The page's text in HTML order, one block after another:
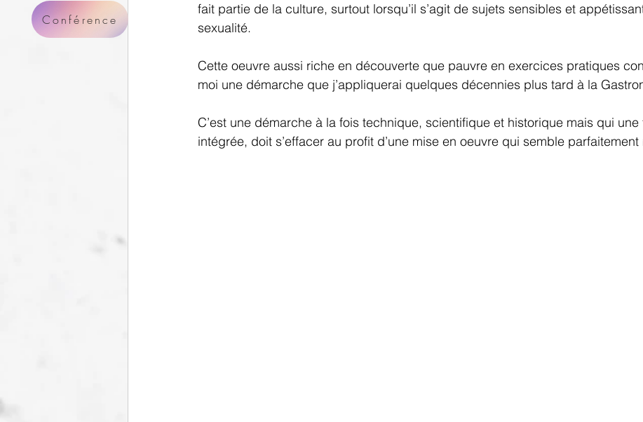
fait partie de la culture, surtout lorsqu’il s’agit de sujets sensibles et
sexualité.
Cette oeuvre aussi riche en découverte que pauvre en exercices pratiques
moi une démarche que j’appliquerai quelques décennies plus tard à la
C’est une démarche à la fois technique, scientifique et historique mais qui
intégrée, doit s’effacer au profit d’une mise en oeuvre qui semble parfaitement
Conférence